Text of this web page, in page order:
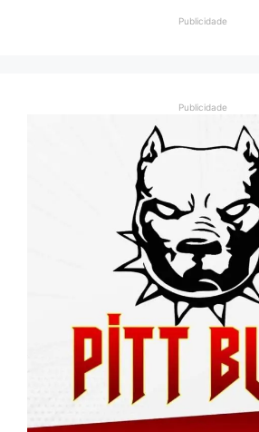
Publicidade
Publicidade